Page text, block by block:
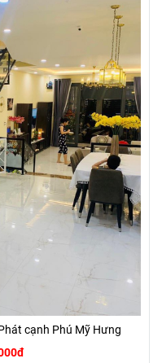
cạnh Phú Mỹ Hưng